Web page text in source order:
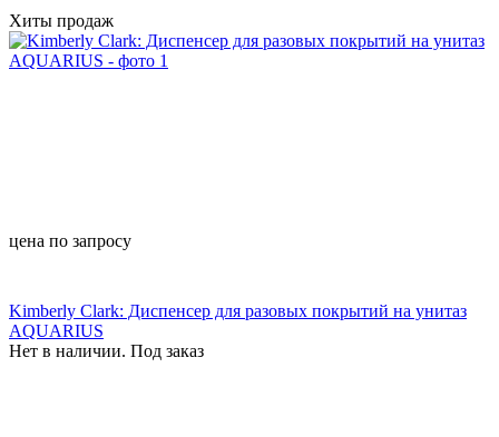
Хиты продаж
цена по запросу
Kimberly Clark: Диспенсер для разовых покрытий на унитаз
AQUARIUS
Нет в наличии. Под заказ